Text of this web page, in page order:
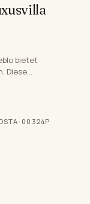
bietet
Diese
24-
00324P